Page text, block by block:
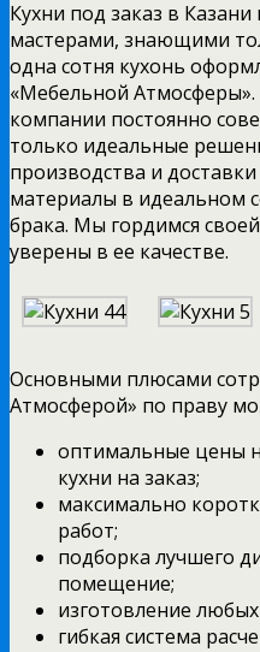
Кухни под заказ в
мастерами, знающими
одна сотня кухонь
«Мебельной
компании постоянно
только идеальные
производства и
материалы в идеальном
брака. Мы гордимся
уверены в ее качестве.
Основными плюсами
Атмосферой» по праву
оптимальные цены
кухни на заказ;
максимально
работ;
подборка лучшего
помещение;
изготовление
гибкая система